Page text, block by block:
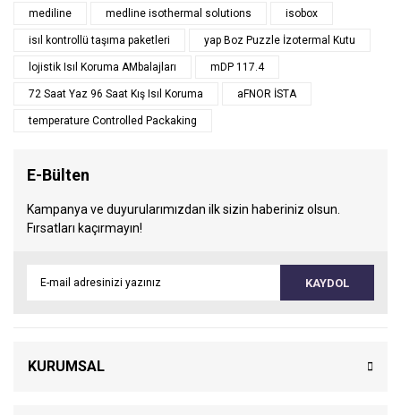
mediline
medline isothermal solutions isobox
isıl kontrollü taşıma paketleri yap Boz Puzzle İzotermal Kutu
lojistik Isıl Koruma AMbalajları mDP 117.4
72 Saat Yaz 96 Saat Kış Isıl Koruma aFNOR İSTA
temperature Controlled Packaking
E-Bülten
Kampanya ve duyurularımızdan ilk sizin haberiniz olsun.
Fırsatları kaçırmayın!
KAYDOL
KURUMSAL